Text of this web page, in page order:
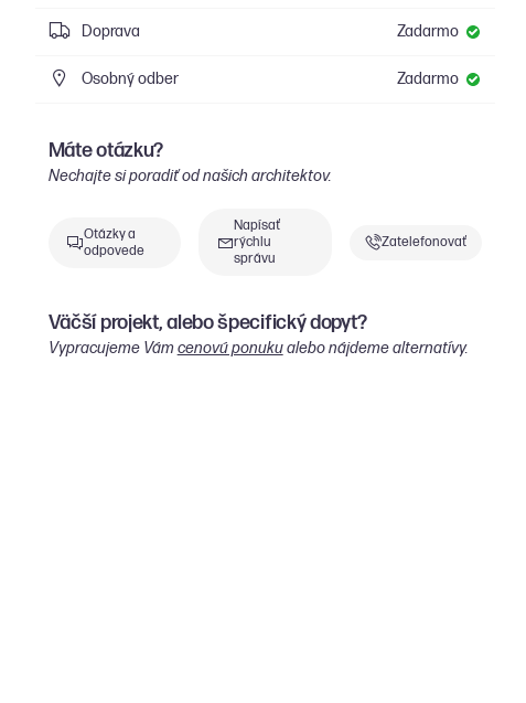
Doprava Zadarmo
Osobný odber Zadarmo
Máte otázku?
Nechajte si poradiť od našich architektov.
Otázky a
odpovede
Napísať
rýchlu
správu
Zatelefonovať
Väčší projekt, alebo špecifický dopyt?
Vypracujeme Vámcenovú ponukualebo nájdeme alternatívy.